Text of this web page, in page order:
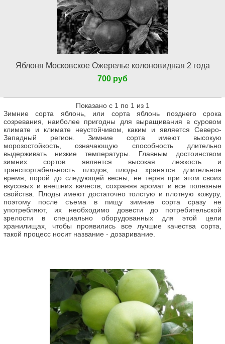
Яблоня Московское Ожерелье колоновидная 2 года
700 руб
Показано с 1 по 1 из 1
Зимние сорта яблонь, или сорта яблонь позднего срока
созревания, наиболее пригодны для выращивания в суровом
климате и климате неустойчивом, каким и является Северо-
Западный регион. Зимние сорта имеют высокую
морозостойкость, означающую способность длительно
выдерживать низкие температуры. Главным достоинством
зимних сортов является высокая лежкость и
транспортабельность плодов, плоды хранятся длительное
время, порой до следующей весны, не теряя при этом своих
вкусовых и внешних качеств, сохраняя аромат и все полезные
свойства. Плоды имеют достаточно толстую и плотную кожуру,
поэтому после съема в пищу зимние сорта сразу не
употребляют, их необходимо довести до потребительской
зрелости в специально оборудованных для этой цели
хранилищах, чтобы проявились все лучшие качества сорта,
такой процесс носит название - дозаривание.